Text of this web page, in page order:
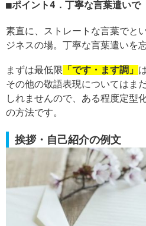
ポイント4．丁寧な言葉遣いで
素直に、ストレートな言葉でと
ジネスの場。丁寧な言葉遣いを
まずは最低限 「です・ます調」
その他の敬語表現についてはま
しれませんので、ある程度定型
の方法です。
挨拶・自己紹介の例文